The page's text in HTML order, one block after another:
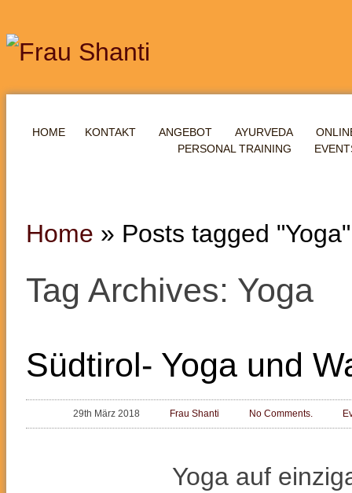
HOME KONTAKT ANGEBOT AYURVEDA
PERSONAL TRAINING
Home » Posts tagged "Yoga"
Tag Archives: Yoga
Südtirol- Yoga und
29th März 2018 Frau Shanti No Comments.
Yoga auf